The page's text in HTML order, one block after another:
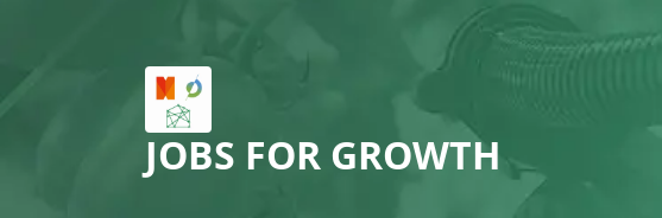
JOBS FOR GROWTH